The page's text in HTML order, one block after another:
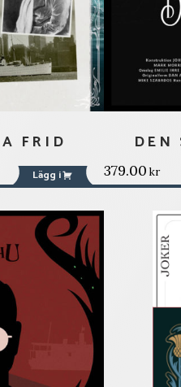
FRID
Lägg i
DEN
379.00 kr